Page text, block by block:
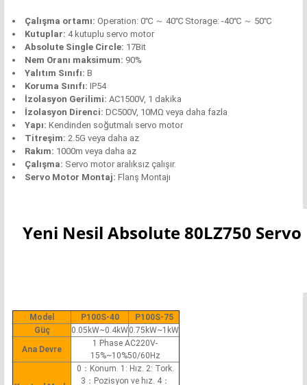
Çalışma ortamı: Operation: 0℃ ～ 40℃ Storage: -40℃ ～ 50℃
Kutuplar: 4 kutuplu servo motor
Absolute Single Circle: 17Bit
Nem Oranı maksimum: 90%
Yalıtım Sınıfı: B
Koruma Sınıfı: IP54
İzolasyon Gerilimi: AC1500V, 1 dakika
İzolasyon Direnci: DC500V, 10MΩ veya daha fazla
Yapı: Kendinden soğutmalı servo motor
Titreşim: 2.5G veya daha az
Rakım: 1000m veya daha az
Çalışma: Servo motor aralıksız çalışır.
Servo Motor Montaj: Flanş Montajı
Yeni Nesil Absolute 80LZ750
Model P100S-40
P100S-75
Güç
0.05kW~0.4kW0.75kW~1kW
Ana Devre
1 Phase AC220V-
15%~10%50/60Hz
0：Konum. 1: Hız. 2: Tork.
3：Pozisyon ve hız. 4：